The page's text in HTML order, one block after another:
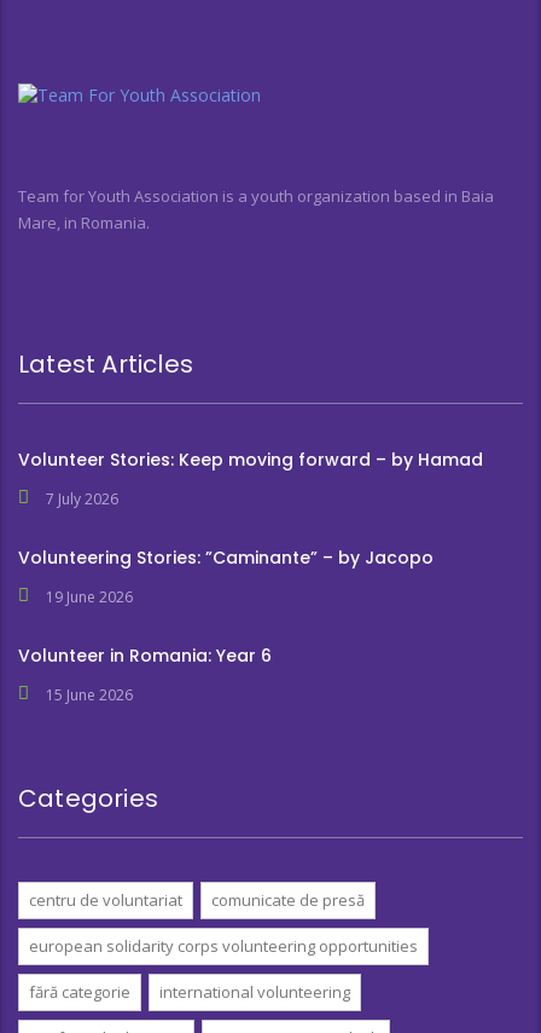
Team for Youth Association is a youth organization based in Baia
Mare, in Romania.
Latest Articles
Volunteer Stories: Keep moving forward – by Hamad
7 July 2026
Volunteering Stories: ”Caminante” – by Jacopo
19 June 2026
Volunteer in Romania: Year 6
15 June 2026
Categories
centru de voluntariat comunicate de presă
european solidarity corps volunteering opportunities
fără categorie international volunteering